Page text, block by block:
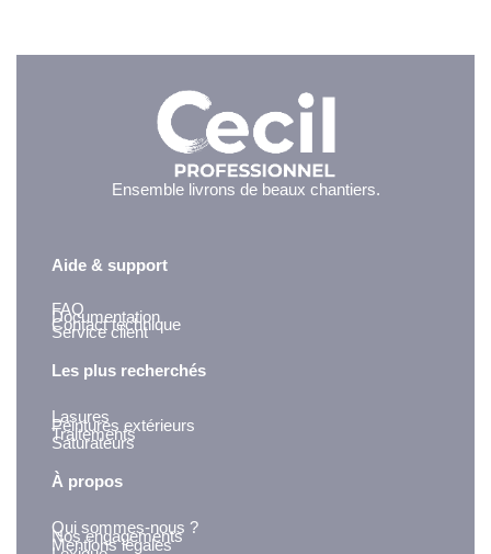
Ensemble livrons de beaux chantiers.
Aide & support
FAQ
Documentation
Contact technique
Service client
Les plus recherchés
Lasures
Peintures extérieurs
Traitements
Saturateurs
À propos
Qui sommes-nous ?
Nos engagements
Mentions légales